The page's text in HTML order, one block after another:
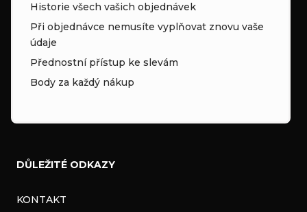
Historie všech vašich objednávek
Při objednávce nemusíte vyplňovat znovu vaše
údaje
Přednostní přístup ke slevám
Body za každý nákup
DŮLEŽITÉ ODKAZY
KONTAKT